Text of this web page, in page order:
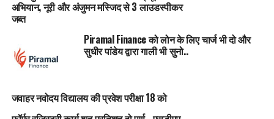
अभियान, नूरी और अंजुमन मस्जिद से 3 लाउडस्पीकर
जब्त
Piramal Finance को लोन के लिए चार्ज भी दो और
सुधीर पांडेय द्वारा गाली भी सुनो..
जवाहर नवोदय विद्यालय की प्रवेश परीक्षा 18 को